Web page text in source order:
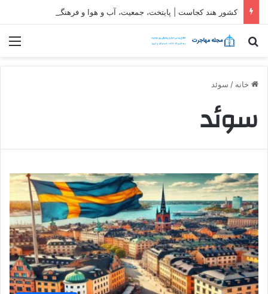
کشور هند کجاست | پایتخت، جمعیت، آب و هوا و فرهنگ
جستجو برای
خانه / سوئد
سوئد